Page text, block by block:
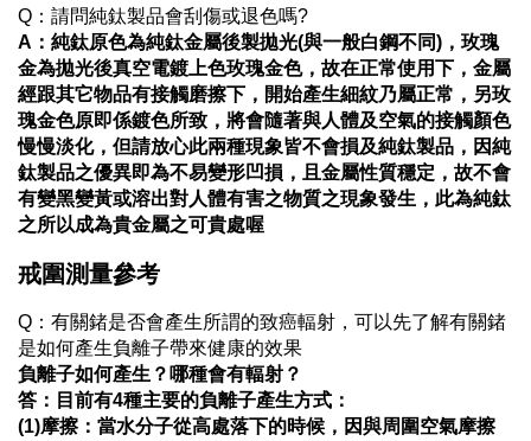
Q：請問純鈦製品會刮傷或退色嗎?
A：純鈦原色為純鈦金屬後製拋光(與一般白鋼不同)，玫瑰
金為拋光後真空電鍍上色玫瑰金色，故在正常使用下，金屬
經跟其它物品有接觸磨擦下，開始產生細紋乃屬正常，另玫
瑰金色原即係鍍色所致，將會隨著與人體及空氣的接觸顏色
慢慢淡化，但請放心此兩種現象皆不會損及純鈦製品，因純
鈦製品之優異即為不易變形凹損，且金屬性質穩定，故不會
有變黑變黃或溶出對人體有害之物質之現象發生，此為純鈦
之所以成為貴金屬之可貴處喔
戒圍測量參考
Q：有關鍺是否會產生所謂的致癌輻射，可以先了解有關鍺
是如何產生負離子帶來健康的效果
負離子如何產生？哪種會有輻射？
答：目前有4種主要的負離子產生方式：
(1)摩擦：當水分子從高處落下的時候，因與周圍空氣摩擦